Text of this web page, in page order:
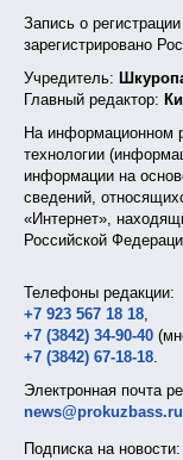
Запись о
зарегистрировано
Учредитель:
Главный редактор:
На информационном
технологии
информации на
сведений,
«Интернет»,
Российской
Телефоны редакции:
+7 923 567 18 18
+7 (3842) 34-90-40
+7 (3842) 67-18-18
Электронная почта
news@prokuzbass.ru
Подписка на новости: